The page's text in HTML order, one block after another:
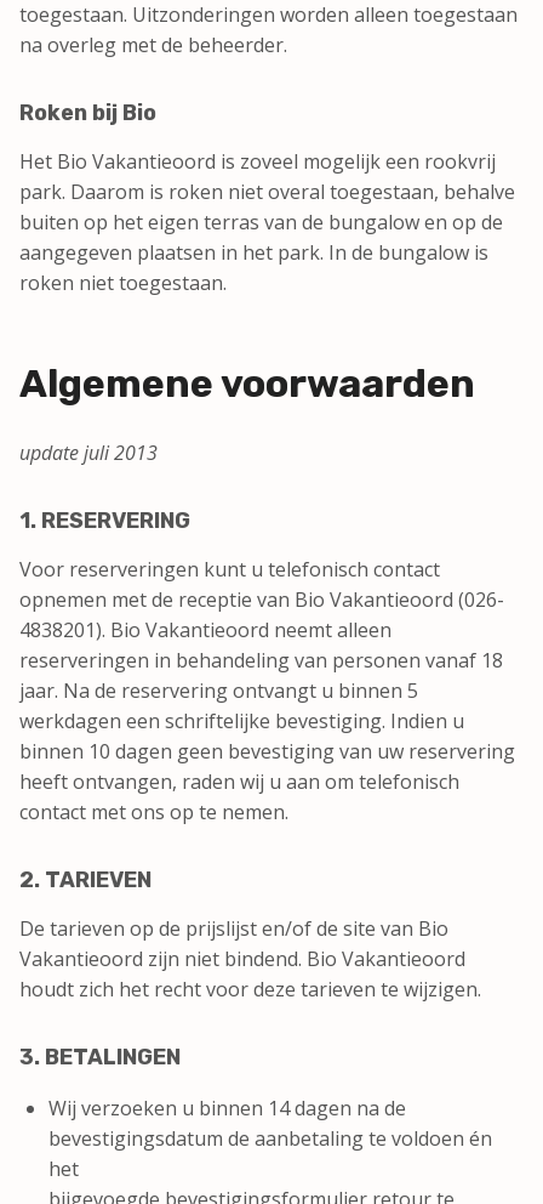
toegestaan. Uitzonderingen worden alleen toegestaan
na overleg met de beheerder.
Roken bij Bio
Het Bio Vakantieoord is zoveel mogelijk een rookvrij
park. Daarom is roken niet overal toegestaan, behalve
buiten op het eigen terras van de bungalow en op de
aangegeven plaatsen in het park. In de bungalow is
roken niet toegestaan.
Algemene voorwaarden
update juli 2013
1. RESERVERING
Voor reserveringen kunt u telefonisch contact
opnemen met de receptie van Bio Vakantieoord (026-
4838201). Bio Vakantieoord neemt alleen
reserveringen in behandeling van personen vanaf 18
jaar. Na de reservering ontvangt u binnen 5
werkdagen een schriftelijke bevestiging. Indien u
binnen 10 dagen geen bevestiging van uw reservering
heeft ontvangen, raden wij u aan om telefonisch
contact met ons op te nemen.
2. TARIEVEN
De tarieven op de prijslijst en/of de site van Bio
Vakantieoord zijn niet bindend. Bio Vakantieoord
houdt zich het recht voor deze tarieven te wijzigen.
3. BETALINGEN
Wij verzoeken u binnen 14 dagen na de
bevestigingsdatum de aanbetaling te voldoen én
het